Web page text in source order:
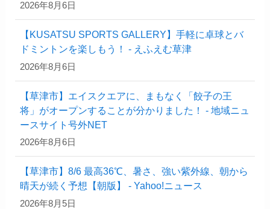
2026年8月6日
【KUSATSU SPORTS GALLERY】手軽に卓球とバ
ドミントンを楽しもう！ - えふえむ草津
2026年8月6日
【草津市】エイスクエアに、まもなく「餃子の王
将」がオープンすることが分かりました！ - 地域ニュ
ースサイト号外NET
2026年8月6日
【草津市】8/6 最高36℃、暑さ、強い紫外線、朝から
晴天が続く予想【朝版】 - Yahoo!ニュース
2026年8月5日